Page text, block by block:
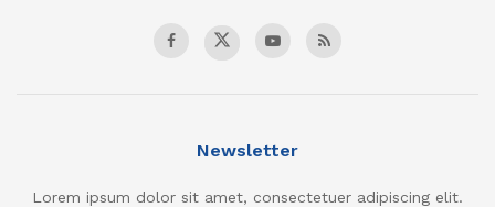
Newsletter
Lorem ipsum dolor sit amet, consectetuer adipiscing elit.